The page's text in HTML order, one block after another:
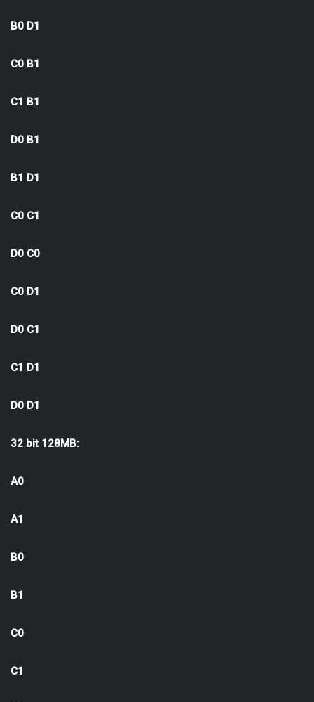
B0 D1
C0 B1
C1 B1
D0 B1
B1 D1
C0 C1
D0 C0
C0 D1
D0 C1
C1 D1
D0 D1
32 bit 128MB:
A0
A1
B0
B1
C0
C1